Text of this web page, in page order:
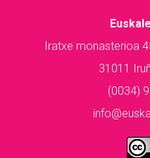
Iratxe monasterioa
31011
(0034)